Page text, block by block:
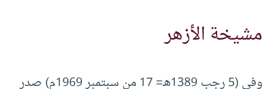
مشيخة الأزهر
وفي (5 رجب 1389هـ= 17 من سبتمبر 1969م) صدر